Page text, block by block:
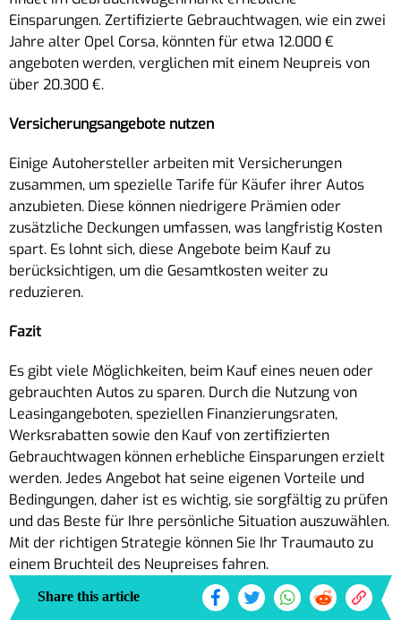
Einsparungen. Zertifizierte Gebrauchtwagen, wie ein zwei
Jahre alter Opel Corsa, könnten für etwa 12.000 €
angeboten werden, verglichen mit einem Neupreis von
über 20.300 €.
Versicherungsangebote nutzen
Einige Autohersteller arbeiten mit Versicherungen
zusammen, um spezielle Tarife für Käufer ihrer Autos
anzubieten. Diese können niedrigere Prämien oder
zusätzliche Deckungen umfassen, was langfristig Kosten
spart. Es lohnt sich, diese Angebote beim Kauf zu
berücksichtigen, um die Gesamtkosten weiter zu
reduzieren.
Fazit
Es gibt viele Möglichkeiten, beim Kauf eines neuen oder
gebrauchten Autos zu sparen. Durch die Nutzung von
Leasingangeboten, speziellen Finanzierungsraten,
Werksrabatten sowie den Kauf von zertifizierten
Gebrauchtwagen können erhebliche Einsparungen erzielt
werden. Jedes Angebot hat seine eigenen Vorteile und
Bedingungen, daher ist es wichtig, sie sorgfältig zu prüfen
und das Beste für Ihre persönliche Situation auszuwählen.
Mit der richtigen Strategie können Sie Ihr Traumauto zu
einem Bruchteil des Neupreises fahren.
Share this article